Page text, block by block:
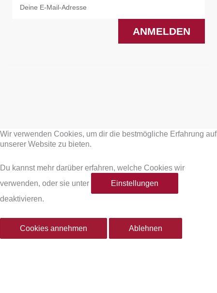
ANMELDEN
a
e
b
o
o
Wir verwenden Cookies, um dir die bestmögliche Erfahrung auf
unserer Website zu bieten.
Du kannst mehr darüber erfahren, welche Cookies wir
verwenden, oder sie unter
Einstellungen
deaktivieren.
Cookies annehmen Ablehnen